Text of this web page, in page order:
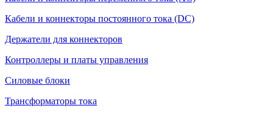
Кабели и коннекторы постоянного тока (DC)
Держатели для коннекторов
Контроллеры и платы управления
Силовые блоки
Трансформаторы тока